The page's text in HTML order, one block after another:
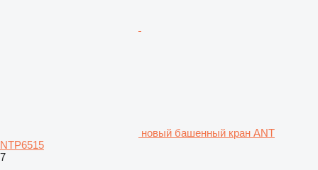
новый башенный кран ANT
NTP6515
7